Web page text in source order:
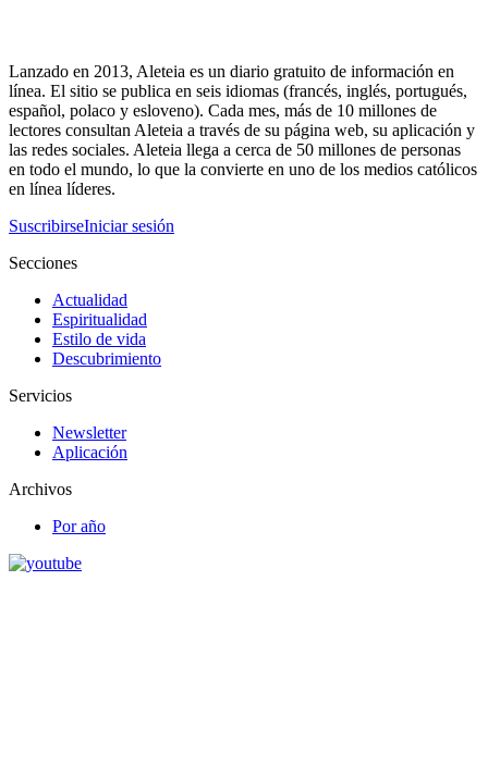
Lanzado en 2013, Aleteia es un diario gratuito de información en
línea. El sitio se publica en seis idiomas (francés, inglés, portugués,
español, polaco y esloveno). Cada mes, más de 10 millones de
lectores consultan Aleteia a través de su página web, su aplicación y
las redes sociales. Aleteia llega a cerca de 50 millones de personas
en todo el mundo, lo que la convierte en uno de los medios católicos
en línea líderes.
SuscribirseIniciar sesión
Secciones
Actualidad
Espiritualidad
Estilo de vida
Descubrimiento
Servicios
Newsletter
Aplicación
Archivos
Por año